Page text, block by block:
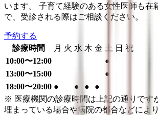
います。 子育て経験のある女性医師も在
で、受診される際はご相談ください。
予約する
診療時間
月 火 水 木 金 土 日 祝
10:00〜12:00
●
13:00〜15:00
●
18:00〜20:00 ● ● ●
●
※ 医療機関の診療時間は上記の通りです
埋まっている場合や病院の都合などによ